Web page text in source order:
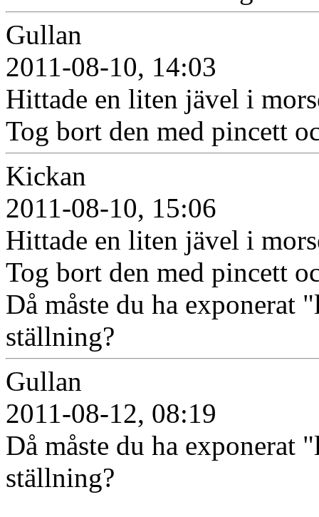
Gullan
2011-08-10, 14:03
Hittade en liten jävel i
Tog bort den med pincett
Kickan
2011-08-10, 15:06
Hittade en liten jävel i
Tog bort den med pincett
Då måste du ha
ställning?
Gullan
2011-08-12, 08:19
Då måste du ha
ställning?